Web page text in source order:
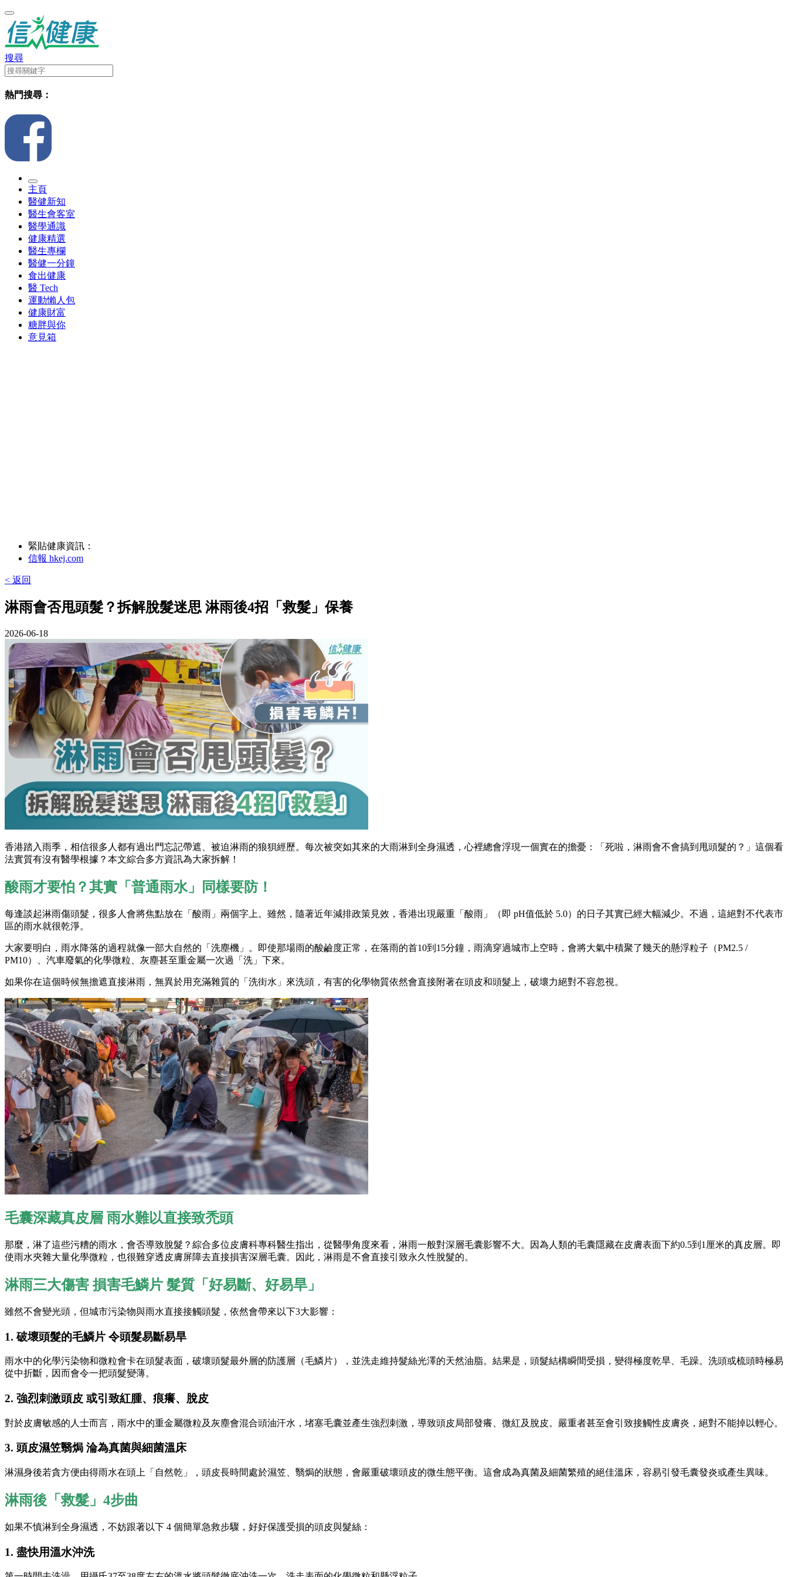
搜尋
熱門搜尋：
主頁
醫健新知
醫生會客室
醫學通識
健康精選
醫生專欄
醫健一分鐘
食出健康
醫 Tech
運動懶人包
健康財富
糖胖與你
意見箱
緊貼健康資訊：
信報 hkej.com
< 返回
淋雨會否甩頭髮？拆解脫髮迷思 淋雨後4招「救髮」保養
2026-06-18
香港踏入雨季，相信很多人都有過出門忘記帶遮、被迫淋雨的狼狽經歷。每次被突如其來的大雨淋到全身濕透，心裡總會浮現一個實在的擔憂：「死啦，淋雨會不會搞到甩頭髮的？」這個看
法實質有沒有醫學根據？本文綜合多方資訊為大家拆解！
酸雨才要怕？其實「普通雨水」同樣要防！
每逢談起淋雨傷頭髮，很多人會將焦點放在「酸雨」兩個字上。雖然，隨著近年減排政策見效，香港出現嚴重「酸雨」（即 pH值低於 5.0）的日子其實已經大幅減少。不過，這絕對不代表市
區的雨水就很乾淨。
大家要明白，雨水降落的過程就像一部大自然的「洗塵機」。即使那場雨的酸鹼度正常，在落雨的首10到15分鐘，雨滴穿過城市上空時，會將大氣中積聚了幾天的懸浮粒子（PM2.5 /
PM10）、汽車廢氣的化學微粒、灰塵甚至重金屬一次過「洗」下來。
如果你在這個時候無擔遮直接淋雨，無異於用充滿雜質的「洗街水」來洗頭，有害的化學物質依然會直接附著在頭皮和頭髮上，破壞力絕對不容忽視。
毛囊深藏真皮層 雨水難以直接致禿頭
那麼，淋了這些污糟的雨水，會否導致脫髮？綜合多位皮膚科專科醫生指出，從醫學角度來看，淋雨一般對深層毛囊影響不大。因為人類的毛囊隱藏在皮膚表面下約0.5到1厘米的真皮層。即
使雨水夾雜大量化學微粒，也很難穿透皮膚屏障去直接損害深層毛囊。因此，淋雨是不會直接引致永久性脫髮的。
淋雨三大傷害 損害毛鱗片 髮質「好易斷、好易旱」
雖然不會變光頭，但城市污染物與雨水直接接觸頭髮，依然會帶來以下3大影響：
1. 破壞頭髮的毛鱗片 令頭髮易斷易旱
雨水中的化學污染物和微粒會卡在頭髮表面，破壞頭髮最外層的防護層（毛鱗片），並洗走維持髮絲光澤的天然油脂。結果是，頭髮結構瞬間受損，變得極度乾旱、毛躁。洗頭或梳頭時極易
從中折斷，因而會令一把頭髮變薄。
2. 強烈刺激頭皮 或引致紅腫、痕癢、脫皮
對於皮膚敏感的人士而言，雨水中的重金屬微粒及灰塵會混合頭油汗水，堵塞毛囊並產生強烈刺激，導致頭皮局部發癢、微紅及脫皮。嚴重者甚至會引致接觸性皮膚炎，絕對不能掉以輕心。
3. 頭皮濕笠翳焗 淪為真菌與細菌溫床
淋濕身後若貪方便由得雨水在頭上「自然乾」，頭皮長時間處於濕笠、翳焗的狀態，會嚴重破壞頭皮的微生態平衡。這會成為真菌及細菌繁殖的絕佳溫床，容易引發毛囊發炎或產生異味。
淋雨後「救髮」4步曲
如果不慎淋到全身濕透，不妨跟著以下 4 個簡單急救步驟，好好保護受損的頭皮與髮絲：
1. 盡快用溫水沖洗